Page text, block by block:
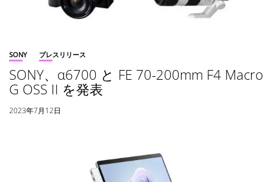
SONY プレスリリース
SONY、α6700 と FE 70-200mm F4 Macro
G OSS II を発表
2023年7月12日